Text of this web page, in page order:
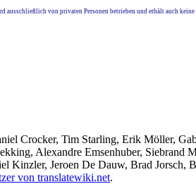
ausschließlich von privaten Personen betrieben und erhält auch
Crocker, Tim Starling, Erik Möller,
Alexandre Emsenhuber, Siebrand
Jeroen De Dauw, Brad Jorsch,
von translatewiki.net.